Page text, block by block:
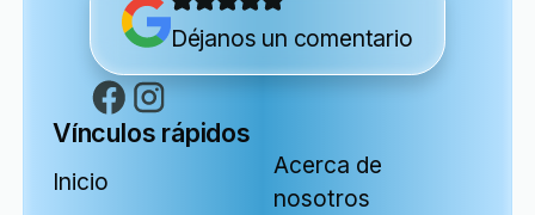
Déjanos un comentario
Vínculos rápidos
Inicio
Acerca de
nosotros